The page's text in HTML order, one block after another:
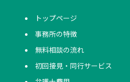
トップページ
事務所の特徴
無料相談の流れ
初回接見・同行サービス